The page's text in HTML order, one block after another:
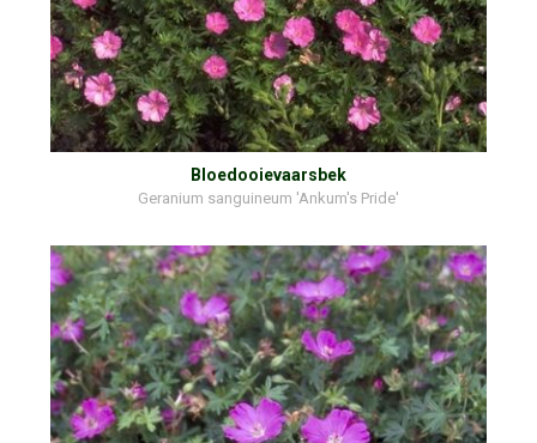
Bloedooievaarsbek
Geranium sanguineum 'Ankum's Pride'